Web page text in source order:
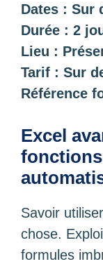
Dates : Sur
Durée : 2
Lieu :
Tarif : Sur
Référence
Excel
Savoir
chose.
formules